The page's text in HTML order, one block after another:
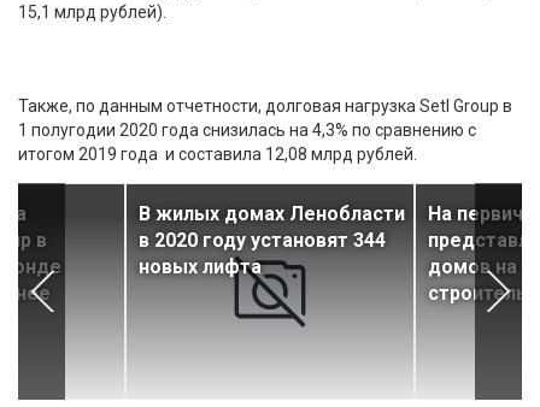
15,1 млрд рублей).
Также, по данным отчетности, долговая нагрузка Setl Group в
1 полугодии 2020 года снизилась на 4,3% по сравнению с
итогом 2019 года и составила 12,08 млрд рублей.
в
В жилых домах Ленобласти
в 2020 году установят 344
новых лифта
На
домов на